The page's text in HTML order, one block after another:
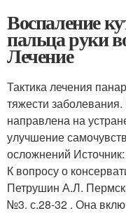
Воспаление
пальца руки
Лечение
Тактика лечения
тяжести
направлена на
улучшение
осложнений Источник:
К вопросу о
Петрушин А.Л.
№3. с.28-32 . Она